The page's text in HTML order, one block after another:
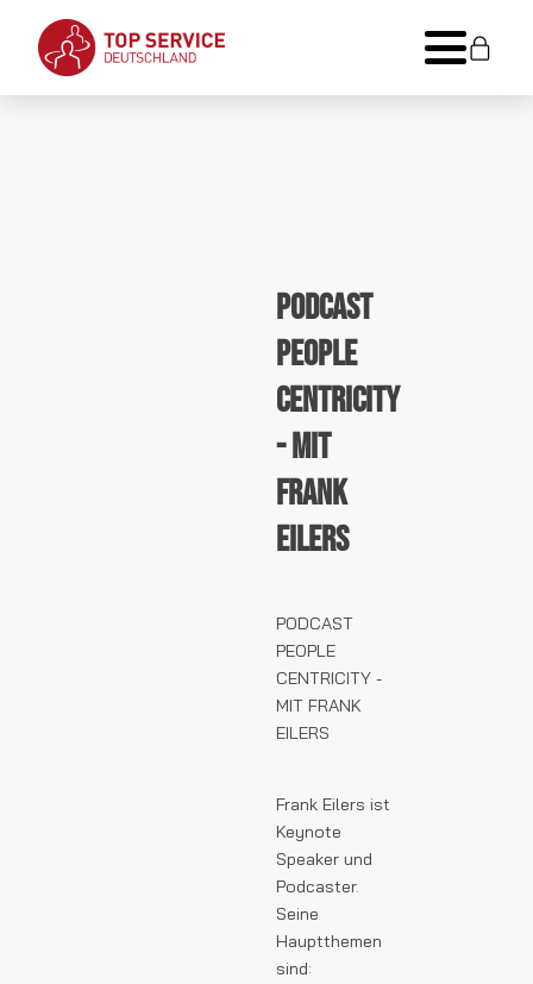
PODCAST
PEOPLE
CENTRICITY
- MIT
FRANK
EILERS
PODCAST
PEOPLE
CENTRICITY -
MIT FRANK
EILERS
Frank Eilers ist
Keynote
Speaker und
Podcaster.
Seine
Hauptthemen
sind: